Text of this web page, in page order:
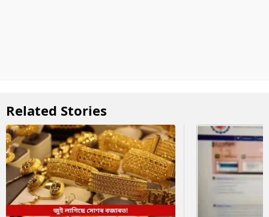
Related Stories